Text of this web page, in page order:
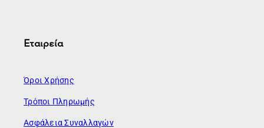
Εταιρεία
Όροι Χρήσης
Τρόποι Πληρωμής
Ασφάλεια Συναλλαγών